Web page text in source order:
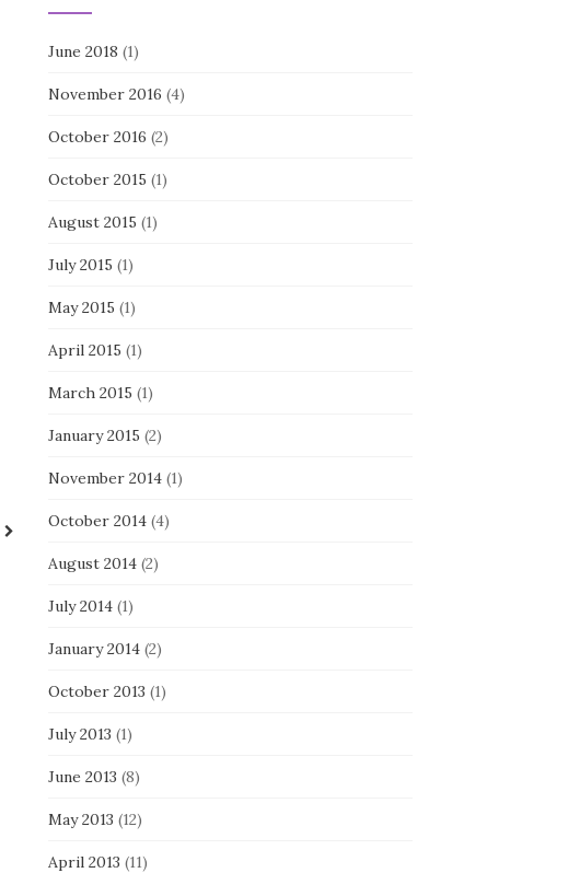
June 2018 (1)
November 2016 (4)
October 2016 (2)
October 2015 (1)
August 2015 (1)
July 2015 (1)
May 2015 (1)
April 2015 (1)
March 2015 (1)
January 2015 (2)
November 2014(1)
October 2014(4)
August 2014(2)
July 2014(1)
January 2014(2)
October 2013 (1)
July 2013 (1)
June 2013 (8)
May 2013 (12)
April 2013 (11)